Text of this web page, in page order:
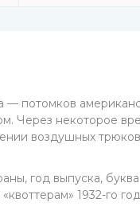
— потомков
Через некоторое
воздушных
год выпуска,
1932-го